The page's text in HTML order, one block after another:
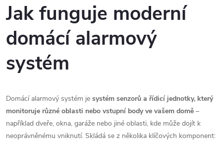
Jak funguje moderní
domácí alarmový
systém
Domácí alarmový systém je systém senzorů a řídicí jednotky, který
monitoruje různé oblasti nebo vstupní body ve vašem domě –
například dveře, okna, garáže nebo jiné oblasti, kde může dojít k
neoprávněnému vniknutí. Skládá se z několika klíčových komponent: